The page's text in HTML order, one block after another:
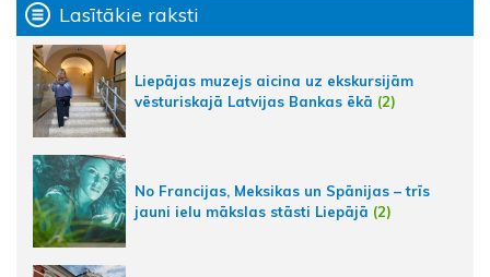
Lasītākie raksti
Liepājas muzejs aicina uz ekskursijām
vēsturiskajā Latvijas Bankas ēkā (2)
No Francijas, Meksikas un Spānijas – trīs
jauni ielu mākslas stāsti Liepājā (2)